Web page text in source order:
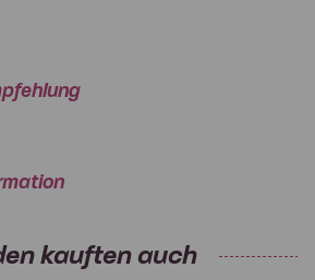
kauften auch